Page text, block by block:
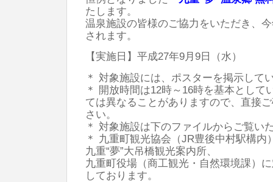
たします。
温泉施設の皆様のご協力をいただき、
されます。
【実施日】平成27年9月9日（水）
＊ 対象施設には、ポスターを掲示して
＊ 開放時間は12時～16時を基本として
ては異なることがありますので、直接
さい。
＊ 対象施設は下のファイルからご覧い
＊ 九重町観光協会（JR豊後中村駅構内
九重“夢”大吊橋観光案内所、
九重町役場（商工観光・自然環境課）
しております。